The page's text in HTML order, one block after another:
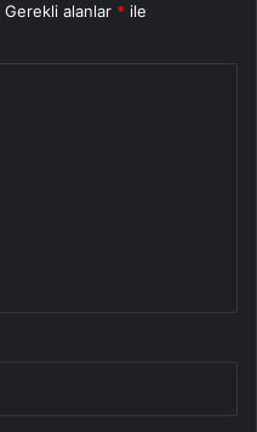
Gerekli alanlar * ile